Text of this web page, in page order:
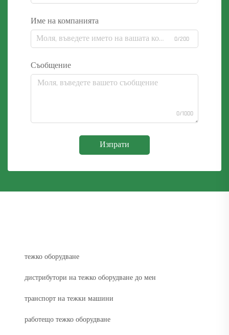
Име на компанията
0/200
Съобщение
0/1000
Изпрати
тежко оборудване
дистрибутори на тежко оборудване до мен
транспорт на тежки машини
работещо тежко оборудване